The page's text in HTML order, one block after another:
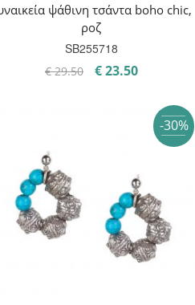
ψάθινη τσάντα boho chic,
ροζ
SB255718
€29.50
Original
€23.50Η
τιμή
είναι:
€ 23.50.
-30%